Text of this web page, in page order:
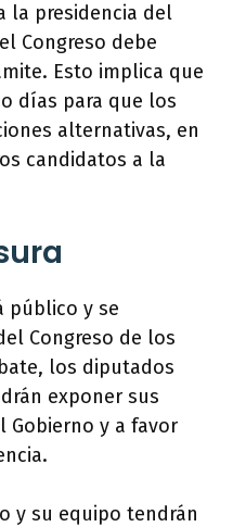
la presidencia del
Congreso debe
Esto implica que
días para que los
alternativas, en
candidatos a la
público y se
Congreso de los
los diputados
exponer sus
Gobierno y a favor
y su equipo tendrán